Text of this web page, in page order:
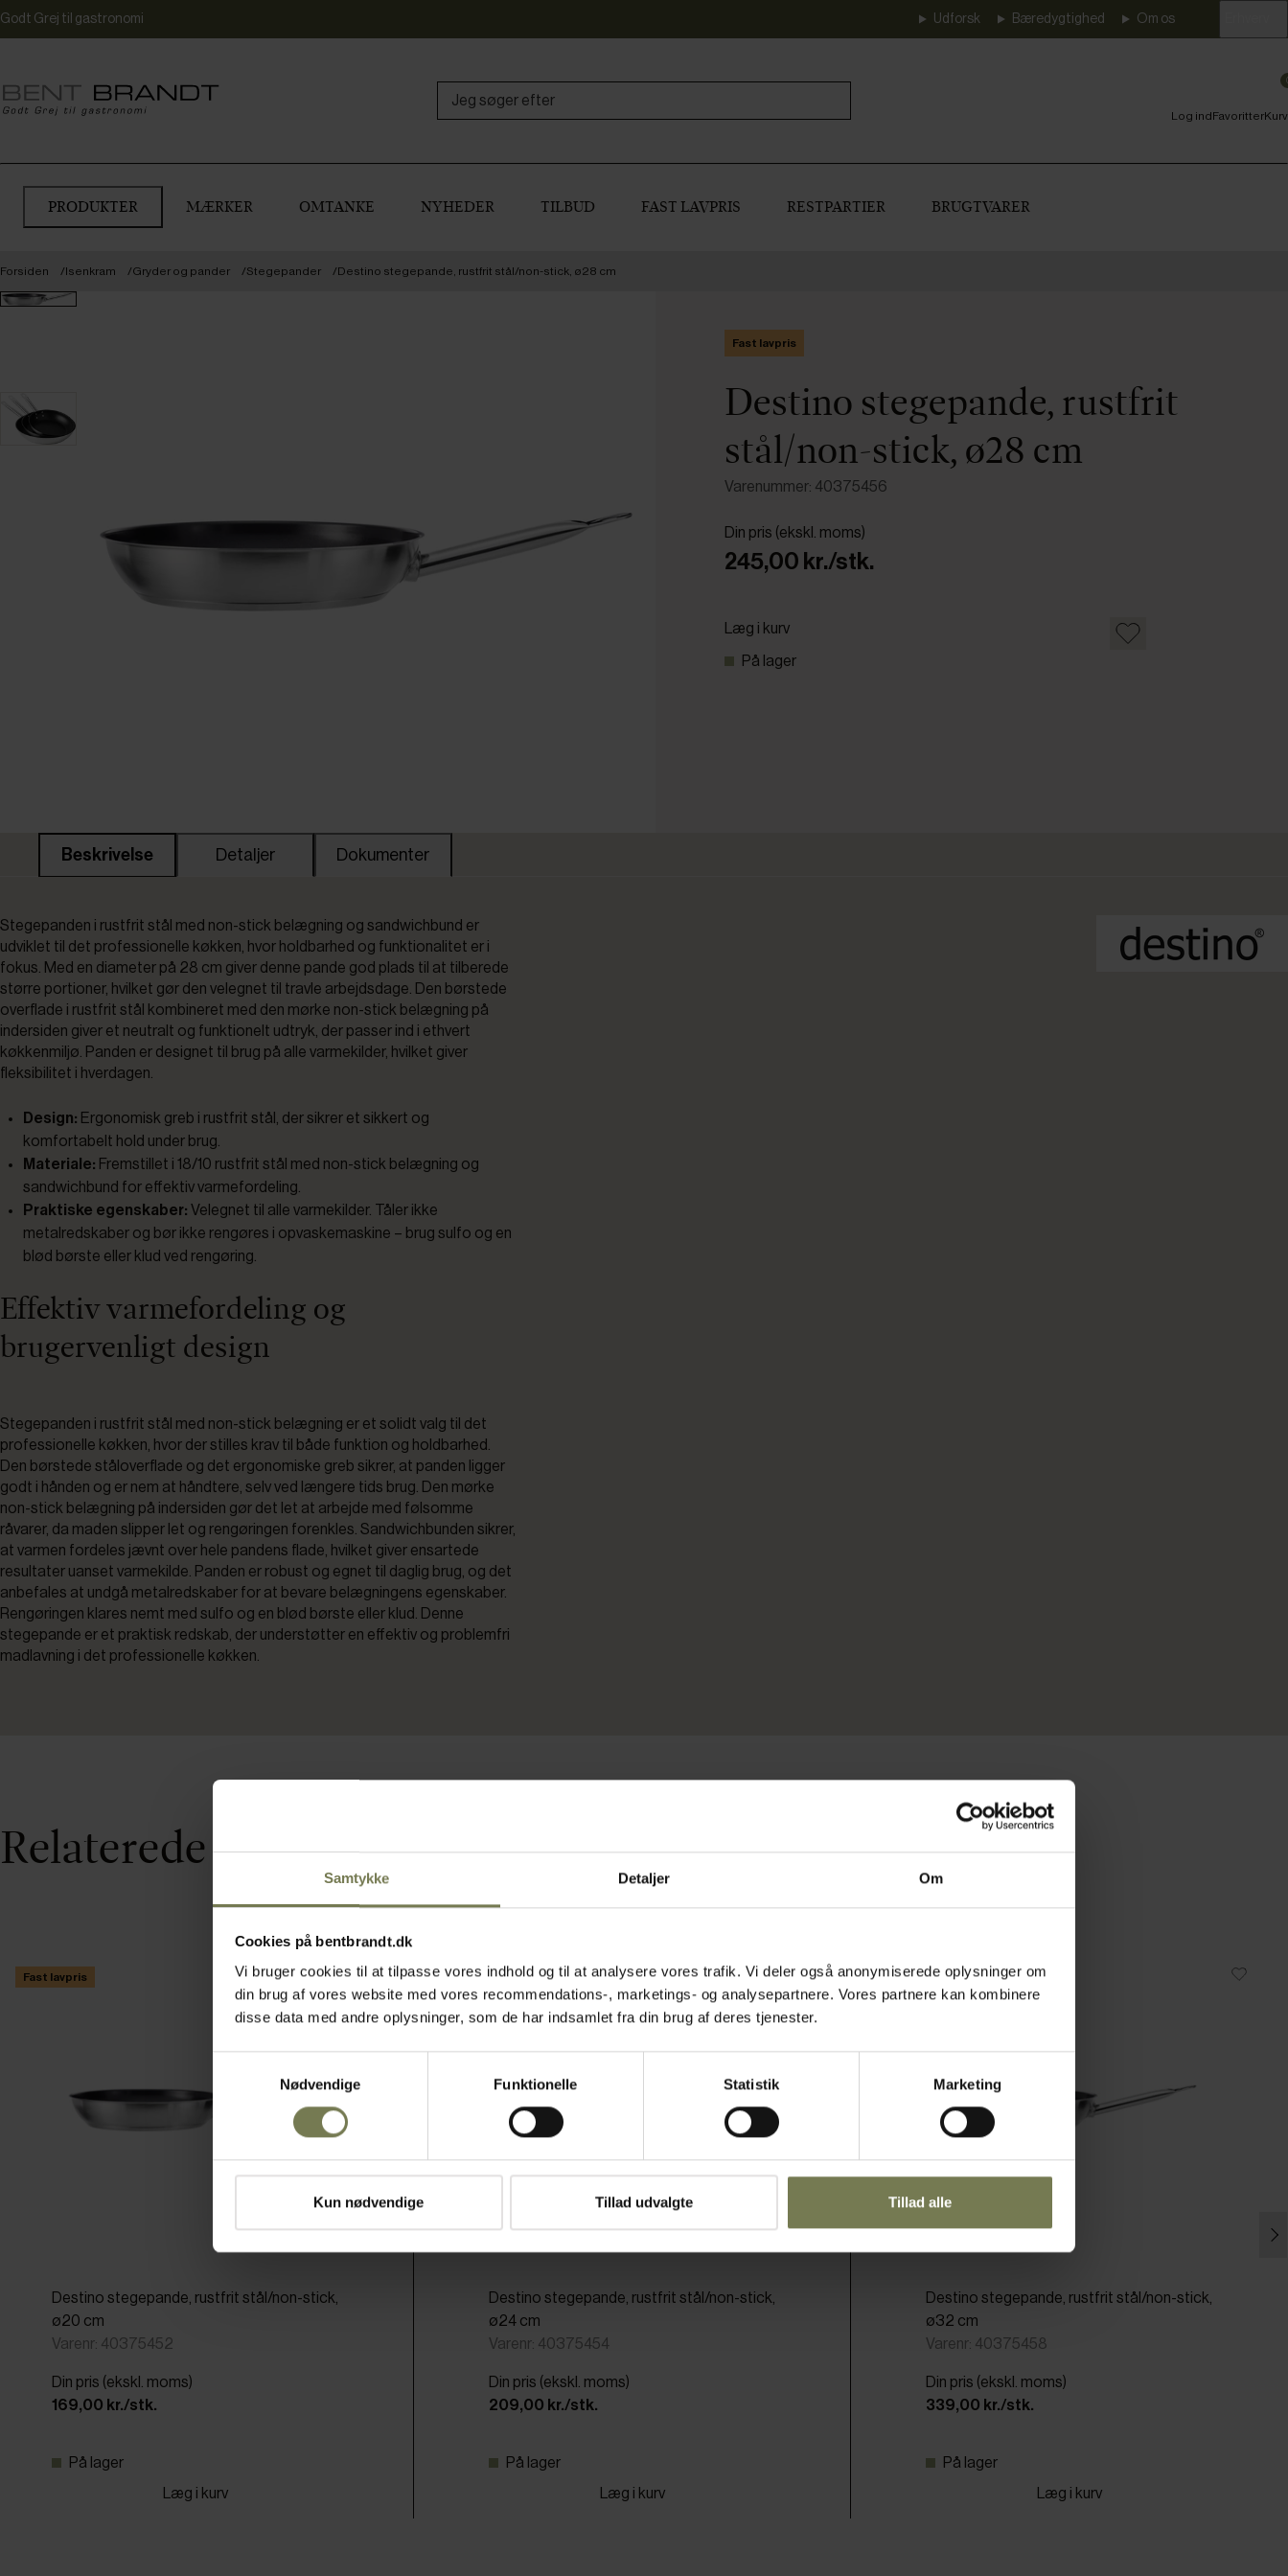
Samtykke Detaljer Om
Cookies på bentbrandt.dk
Vi bruger cookies til at tilpasse vores indhold og til at analysere vores trafik. Vi deler også anonymiserede oplysninger om
din brug af vores website med vores recommendations-, marketings- og analysepartnere. Vores partnere kan kombinere
disse data med andre oplysninger, som de har indsamlet fra din brug af deres tjenester.
Nødvendige
Funktionelle Statistik Marketing
Kun nødvendige Tillad udvalgte Tillad alle
Godt Grej til gastronomi Udforsk Bæredygtighed Om os
Log indFavoritterKurv
PRODUKTER MÆRKER OMTANKE NYHEDER TILBUD FAST LAVPRIS RESTPARTIER BRUGTVARER
Forsiden Isenkram Gryder og pander Stegepander Destino stegepande, rustfrit stål/non-stick, ø28 cm
Fast lavpris
Destino stegepande, rustfrit
stål/non-stick, ø28 cm
Varenummer: 40375456
Din pris (ekskl. moms)
245,00 kr./stk.
Læg i kurv
På lager
Beskrivelse Detaljer Dokumenter
Stegepanden i rustfrit stål med non-stick belægning og sandwichbund er
udviklet til det professionelle køkken, hvor holdbarhed og funktionalitet er i
fokus. Med en diameter på 28 cm giver denne pande god plads til at tilberede
større portioner, hvilket gør den velegnet til travle arbejdsdage. Den børstede
overflade i rustfrit stål kombineret med den mørke non-stick belægning på
indersiden giver et neutralt og funktionelt udtryk, der passer ind i ethvert
køkkenmiljø. Panden er designet til brug på alle varmekilder, hvilket giver
fleksibilitet i hverdagen.
Design: Ergonomisk greb i rustfrit stål, der sikrer et sikkert og
komfortabelt hold under brug.
Materiale: Fremstillet i 18/10 rustfrit stål med non-stick belægning og
sandwichbund for effektiv varmefordeling.
Praktiske egenskaber: Velegnet til alle varmekilder. Tåler ikke
metalredskaber og bør ikke rengøres i opvaskemaskine – brug sulfo og en
blød børste eller klud ved rengøring.
Effektiv varmefordeling og
brugervenligt design
Stegepanden i rustfrit stål med non-stick belægning er et solidt valg til det
professionelle køkken, hvor der stilles krav til både funktion og holdbarhed.
Den børstede ståloverflade og det ergonomiske greb sikrer, at panden ligger
godt i hånden og er nem at håndtere, selv ved længere tids brug. Den mørke
non-stick belægning på indersiden gør det let at arbejde med følsomme
råvarer, da maden slipper let og rengøringen forenkles. Sandwichbunden sikrer,
at varmen fordeles jævnt over hele pandens flade, hvilket giver ensartede
resultater uanset varmekilde. Panden er robust og egnet til daglig brug, og det
anbefales at undgå metalredskaber for at bevare belægningens egenskaber.
Rengøringen klares nemt med sulfo og en blød børste eller klud. Denne
stegepande er et praktisk redskab, der understøtter en effektiv og problemfri
madlavning i det professionelle køkken.
Relaterede varer
Fast lavpris
Destino stegepande, rustfrit stål/non-stick,
ø20 cm
Varenr: 40375452
Din pris (ekskl. moms)
169,00 kr./stk.
På lager
Læg i kurv
Fast lavpris
Destino stegepande, rustfrit stål/non-stick,
ø24 cm
Varenr: 40375454
Din pris (ekskl. moms)
209,00 kr./stk.
På lager
Læg i kurv
Fast lavpris
Destino stegepande, rustfrit stål/non-stick,
ø32 cm
Varenr: 40375458
Din pris (ekskl. moms)
339,00 kr./stk.
På lager
Læg i kurv